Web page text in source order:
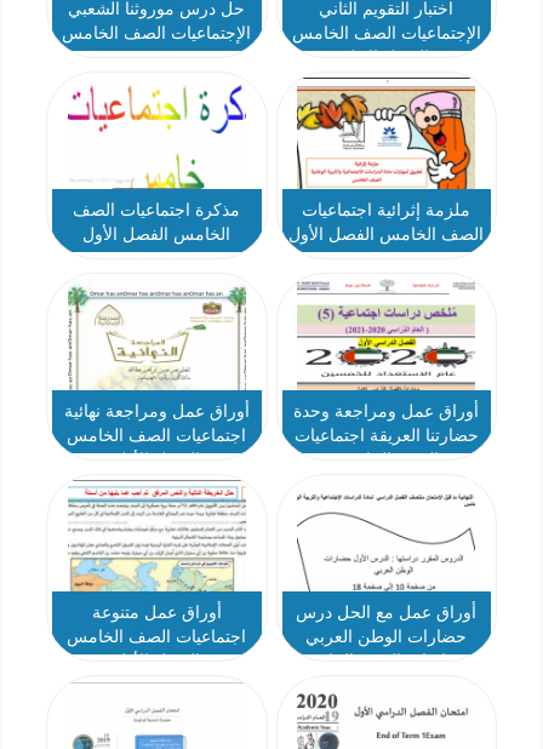
اختبار التقويم الثاني
الإجتماعيات الصف الخامس
حل درس موروثنا الشعبي
الإجتماعيات الصف الخامس
ملزمة إثرائية اجتماعيات
الصف الخامس الفصل الأول
مذكرة اجتماعيات الصف
الخامس الفصل الأول
أوراق عمل ومراجعة وحدة
حضارتنا العريقة اجتماعيات
أوراق عمل ومراجعة نهائية
اجتماعيات الصف الخامس
أوراق عمل مع الحل درس
حضارات الوطن العربي
أوراق عمل متنوعة
اجتماعيات الصف الخامس